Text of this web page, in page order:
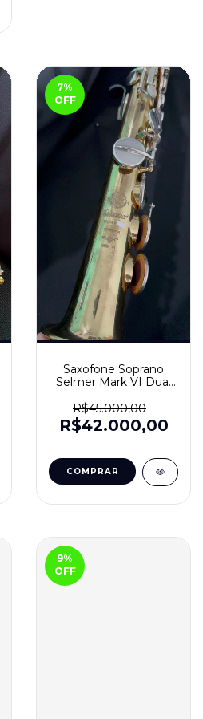
7%
OFF
Saxofone Soprano
Selmer Mark VI Dual
R$45.000,00
R$42.000,00
9%
OFF